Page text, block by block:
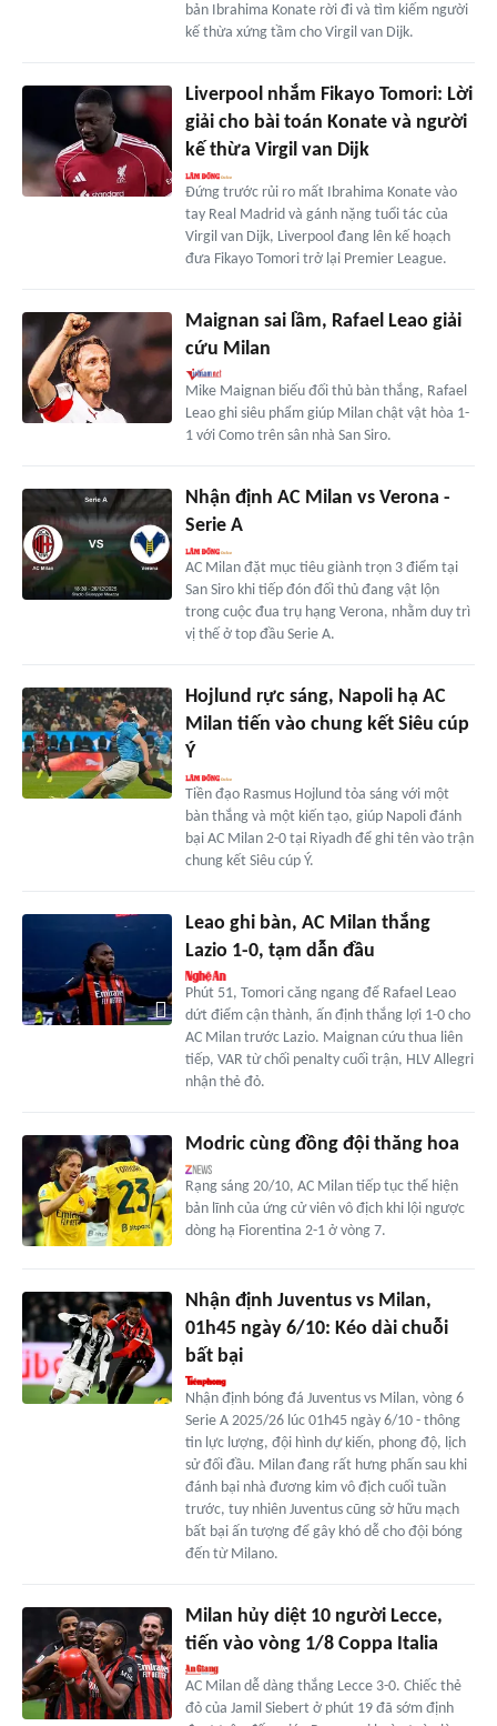
bản Ibrahima Konate rời đi và tìm kiếm người
kế thừa xứng tầm cho Virgil van Dijk.
Liverpool nhắm Fikayo Tomori: Lời
giải cho bài toán Konate và người
kế thừa Virgil van Dijk
Đứng trước rủi ro mất Ibrahima Konate vào
tay Real Madrid và gánh nặng tuổi tác của
Virgil van Dijk, Liverpool đang lên kế hoạch
đưa Fikayo Tomori trở lại Premier League.
Maignan sai lầm, Rafael Leao giải
cứu Milan
Mike Maignan biếu đối thủ bàn thắng, Rafael
Leao ghi siêu phẩm giúp Milan chật vật hòa 1-
1 với Como trên sân nhà San Siro.
Nhận định AC Milan vs Verona -
Serie A
AC Milan đặt mục tiêu giành trọn 3 điểm tại
San Siro khi tiếp đón đối thủ đang vật lộn
trong cuộc đua trụ hạng Verona, nhằm duy trì
vị thế ở top đầu Serie A.
Hojlund rực sáng, Napoli hạ AC
Milan tiến vào chung kết Siêu cúp
Ý
Tiền đạo Rasmus Hojlund tỏa sáng với một
bàn thắng và một kiến tạo, giúp Napoli đánh
bại AC Milan 2-0 tại Riyadh để ghi tên vào trận
chung kết Siêu cúp Ý.
Leao ghi bàn, AC Milan thắng
Lazio 1-0, tạm dẫn đầu
Phút 51, Tomori căng ngang để Rafael Leao
dứt điểm cận thành, ấn định thắng lợi 1-0 cho
AC Milan trước Lazio. Maignan cứu thua liên
tiếp, VAR từ chối penalty cuối trận, HLV Allegri
nhận thẻ đỏ.
Modric cùng đồng đội thăng hoa
Rạng sáng 20/10, AC Milan tiếp tục thể hiện
bản lĩnh của ứng cử viên vô địch khi lội ngược
dòng hạ Fiorentina 2-1 ở vòng 7.
Nhận định Juventus vs Milan,
01h45 ngày 6/10: Kéo dài chuỗi
bất bại
Nhận định bóng đá Juventus vs Milan, vòng 6
Serie A 2025/26 lúc 01h45 ngày 6/10 - thông
tin lực lượng, đội hình dự kiến, phong độ, lịch
sử đối đầu. Milan đang rất hưng phấn sau khi
đánh bại nhà đương kim vô địch cuối tuần
trước, tuy nhiên Juventus cũng sở hữu mạch
bất bại ấn tượng để gây khó dễ cho đội bóng
đến từ Milano.
Milan hủy diệt 10 người Lecce,
tiến vào vòng 1/8 Coppa Italia
AC Milan dễ dàng thắng Lecce 3-0. Chiếc thẻ
đỏ của Jamil Siebert ở phút 19 đã sớm định